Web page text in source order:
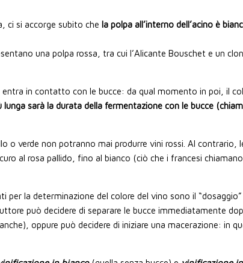
ci si accorge subito che la polpa all’interno dell’acino è
una polpa rossa, tra cui l’Alicante Bouschet e un
entra in contatto con le bucce: da qual momento in poi, il
lunga sarà la durata della fermentazione con le bucce
o verde non potranno mai produrre vini rossi. Al contrario,
al rosa pallido, fino al bianco (ciò che i francesi chiamano
la determinazione del colore del vino sono il
può decidere di separare le bucce immediatamente
oppure può decidere di iniziare una macerazione: in